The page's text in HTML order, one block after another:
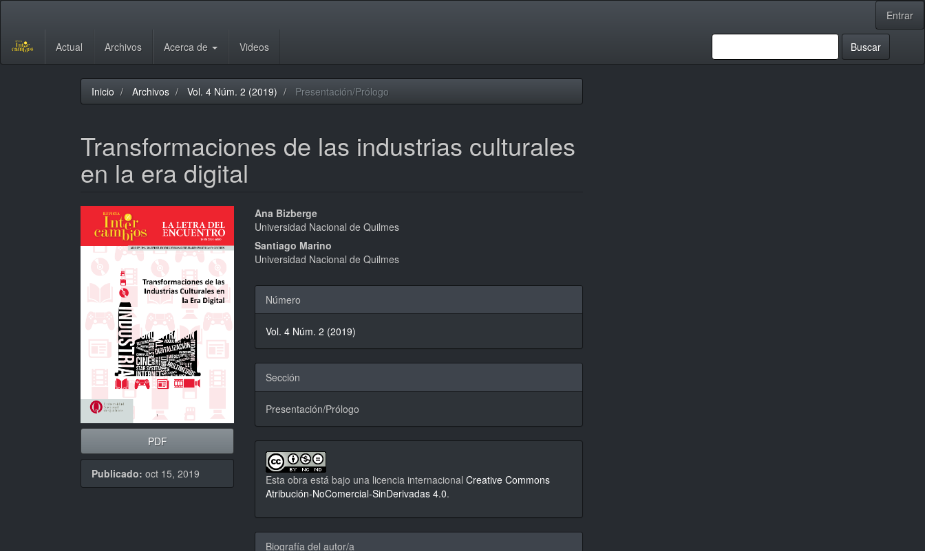
principal
Barra
Entrar
Actual Archivos Acerca de Videos Buscar
Inicio Archivos Vol. 4 Núm. 2 (2019) Presentación/Prólogo
Transformaciones de las industrias culturales
en la era digital
Barra
lateral
del
artículo
PDF
Publicado: oct 15, 2019
Contenido
principal
del
artículo
Ana Bizberge
Universidad Nacional de Quilmes
Santiago Marino
Universidad Nacional de Quilmes
Detalles
del
artículo
Número
Vol. 4 Núm. 2 (2019)
Sección
Presentación/Prólogo
Esta obra está bajo una licencia internacionalCreative Commons
Atribución-NoComercial-SinDerivadas 4.0.
Biografía del autor/a